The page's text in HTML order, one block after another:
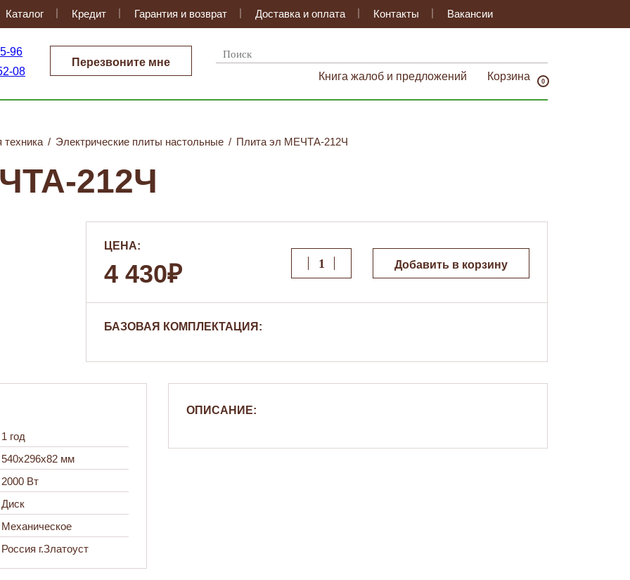
Каталог Кредит Гарантия и возврат Доставка и оплата Контакты Вакансии
96
08
Перезвоните мне
Книга жалоб и предложений
Корзина 0
техника / Электрические плиты настольные / Плита эл МЕЧТА-212Ч
212Ч
ЦЕНА:
4 430₽ Добавить в корзину
БАЗОВАЯ КОМПЛЕКТАЦИЯ:
1 год
540х296х82 мм
2000 Вт
Диск
Механическое
Россия г.Златоуст
ОПИСАНИЕ: